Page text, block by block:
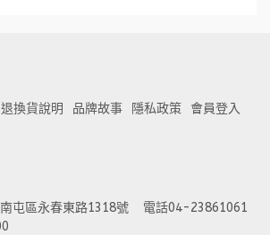
退換貨說明 品牌故事 隱私政策
會員登入
屯區永春東路1318號    電話04-23861061